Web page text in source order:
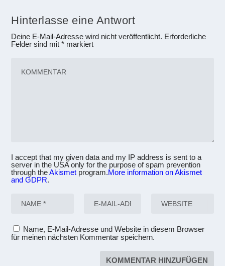
Hinterlasse eine Antwort
Deine E-Mail-Adresse wird nicht veröffentlicht. Erforderliche
Felder sind mit* markiert
I accept that my given data and my IP address is sent to a
server in the USA only for the purpose of spam prevention
through theAkismet program.More information on Akismet
and GDPR.
Name, E-Mail-Adresse und Website in diesem Browser
für meinen nächsten Kommentar speichern.